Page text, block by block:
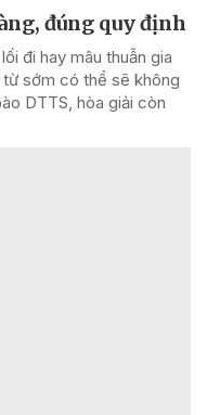
đúng quy định
đi hay mâu thuẫn gia
sớm có thể sẽ không
DTTS, hòa giải còn